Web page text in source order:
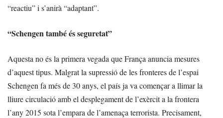
“reactiu” i s’anirà “adaptant”.
“Schengen també és seguretat”
Aquesta no és la primera vegada que França anuncia mesures
d’aquest tipus. Malgrat la supressió de les fronteres de l’espai
Schengen fa més de 30 anys, el país ja va començar a llimar la
lliure circulació amb el desplegament de l’exèrcit a la frontera
l’any 2015 sota l’empara de l’amenaça terrorista. Precisament,